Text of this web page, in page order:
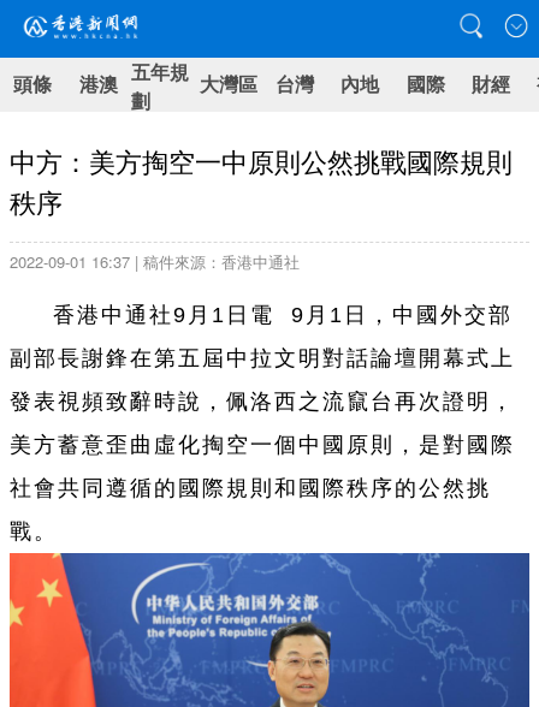
頭條 港澳 五年規
劃
大灣區 台灣 內地 國際 財經
中方：美方掏空一中原則公然挑戰國際規則
秩序
2022-09-01 16:37 | 稿件來源：香港中通社
香港中通社9月1日電 9月1日，中國外交部
副部長謝鋒在第五屆中拉文明對話論壇開幕式上
發表視頻致辭時說，佩洛西之流竄台再次證明，
美方蓄意歪曲虛化掏空一個中國原則，是對國際
社會共同遵循的國際規則和國際秩序的公然挑
戰。